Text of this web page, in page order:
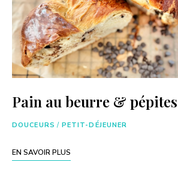
Pain au beurre &
DOUCEURS / PETIT-DÉJEUNER
EN SAVOIR PLUS